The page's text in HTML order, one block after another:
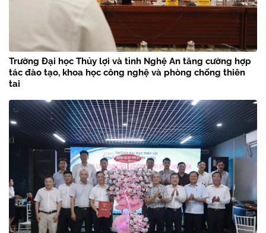
Trường Đại học Thủy lợi và tỉnh Nghệ An tăng cường hợp
tác đào tạo, khoa học công nghệ và phòng chống thiên
tai